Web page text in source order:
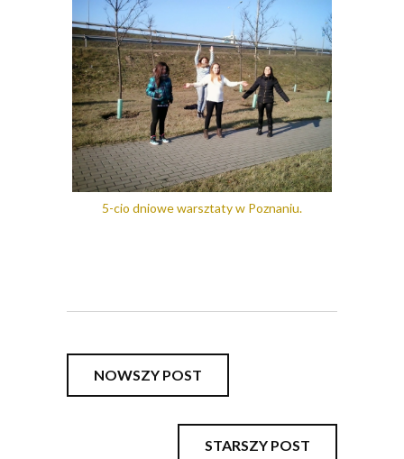
5-cio dniowe warsztaty w Poznaniu.
NOWSZY POST
STARSZY POST